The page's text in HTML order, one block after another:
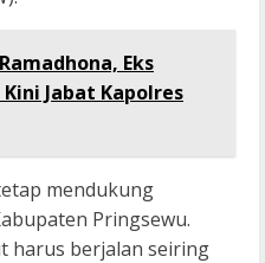
Eks
Jabat Kapolres
mendukung
Pringsewu.
harus berjalan seiring